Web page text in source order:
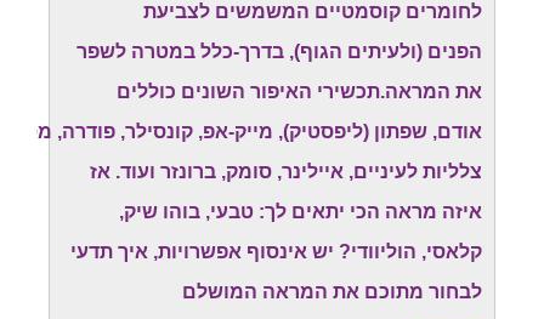
לחומרים קוסמטיים המשמשים לצביעת
הפנים (ולעיתים הגוף), בדרך-כלל במטרה לשפר
את המראה.תכשירי האיפור השונים כוללים
אודם, שפתון (ליפסטיק), מייק-אפ, קונסילר, פודרה,
צלליות לעיניים, איילינר, סומק, ברונזר ועוד. אז
איזה מראה הכי יתאים לך: טבעי, בוהו שיק,
קלאסי, הוליוודי? יש אינסוף אפשרויות, איך תדעי
לבחור מתוכם את המראה המושלם